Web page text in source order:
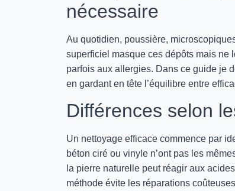
nécessaire
Au quotidien, poussière,
superficiel masque ces dépôts mais ne
parfois aux allergies. Dans ce guide je
en gardant en tête l’équilibre entre
Différences selon
Un nettoyage efficace commence par
béton ciré ou vinyle n’ont pas les
la pierre naturelle peut réagir aux
méthode évite les réparations